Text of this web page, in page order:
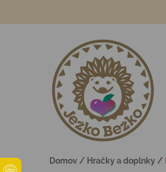
Domov / Hračky a doplnky /